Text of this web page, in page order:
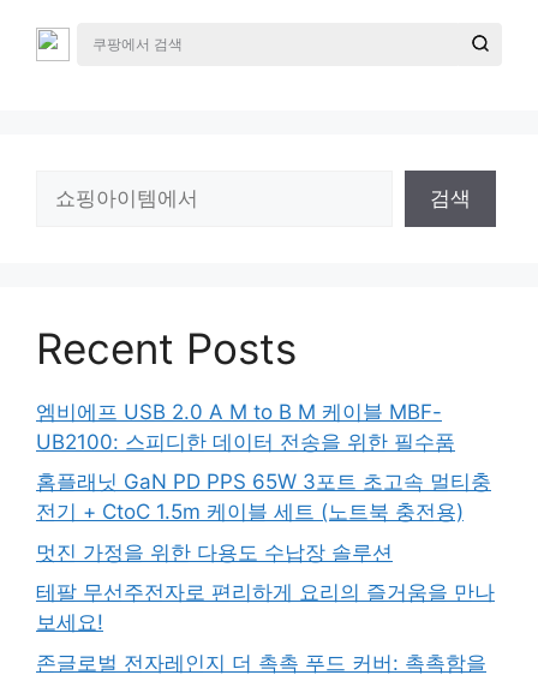
검색
Recent Posts
엠비에프 USB 2.0 A M to B M 케이블 MBF-
UB2100: 스피디한 데이터 전송을 위한 필수품
홈플래닛 GaN PD PPS 65W 3포트 초고속 멀티충
전기 + CtoC 1.5m 케이블 세트 (노트북 충전용)
멋진 가정을 위한 다용도 수납장 솔루션
테팔 무선주전자로 편리하게 요리의 즐거움을 만나
보세요!
존글로벌 전자레인지 더 촉촉 푸드 커버: 촉촉함을